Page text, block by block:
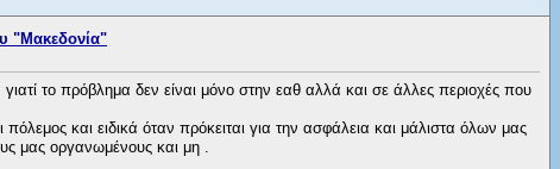
"Μακεδονία"
το πρόβλημα δεν είναι μόνο στην εαθ αλλά και σε άλλες περιοχές που
και ειδικά όταν πρόκειται για την ασφάλεια και μάλιστα όλων μας
μας οργανωμένους και μη .